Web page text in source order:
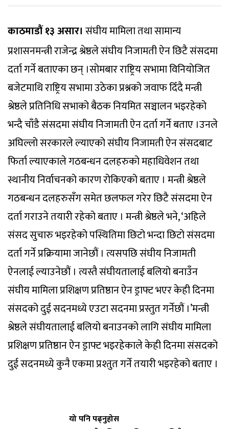
काठमाडौं १३ असार। संघीय मामिला तथा सामान्य
प्रशासनमन्त्री राजेन्द्र श्रेष्ठले संघीय निजामती ऐन छिटै संसदमा
दर्ता गर्ने बताएका छन् ।सोमबार राष्ट्रिय सभामा विनियोजित
बजेटमाथि राष्ट्रिय सभामा उठेका प्रश्नको जवाफ दिँदै मन्त्री
श्रेष्ठले प्रतिनिधि सभाको बैठक नियमित सञ्चालन भइरहेको
भन्दै चाँडै संसदमा संघीय निजामती ऐन दर्ता गर्ने बताए ।उनले
अघिल्लो सरकारले ल्याएको संघीय निजामती ऐन संसदबाट
फिर्ता ल्याएकाले गठबन्धन दलहरुको महाधिवेशन तथा
स्थानीय निर्वाचनको कारण रोकिएको बताए । मन्त्री श्रेष्ठले
गठबन्धन दलहरुसँग समेत छलफल गरेर छिटै संसदमा ऐन
दर्ता गराउने तयारी रहेको बताए । मन्त्री श्रेष्ठले भने, ‘अहिले
संसद सुचारु भइरहेको पस्थितिमा छिटो भन्दा छिटो संसदमा
दर्ता गर्ने प्रक्रियामा जानेछौं । त्यसपछि संघीय निजामती
ऐनलाई ल्याउनेछौं । त्यस्तै संघीयतालाई बलियो बनाउँन
संघीय मामिला प्रशिक्षण प्रतिष्ठान ऐन ड्राफ्ट भएर केही दिनमा
संसदको दुई सदनमध्ये एउटा सदनमा प्रस्तुत गर्नेछौं ।’मन्त्री
श्रेष्ठले संघीयतालाई बलियो बनाउनको लागि संघीय मामिला
प्रशिक्षण प्रतिष्ठान ऐन ड्राफ्ट भइरहेकाले केही दिनमा संसदको
दुई सदनमध्ये कुनै एकमा प्रश्तुत गर्ने तयारी भइरहेको बताए ।
यो पनि पढ्नुहोस